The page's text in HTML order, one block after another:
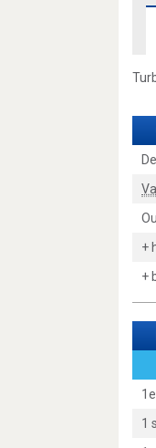
+
+
1